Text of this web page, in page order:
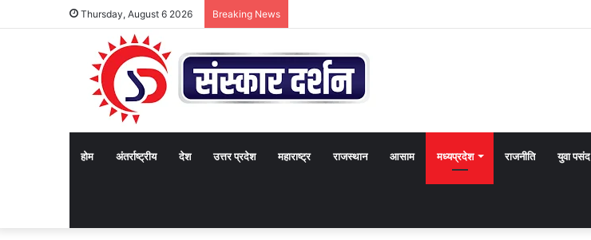
Thursday, August 6 2026 Breaking News
होम अंतर्राष्ट्रीय देश उत्तर प्रदेश महाराष्ट्र राजस्थान आसाम मध्यप्रदेश राजनीति युवा पसंद